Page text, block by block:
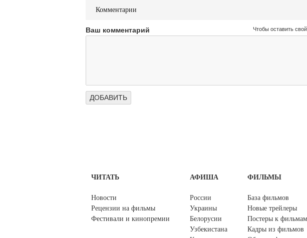
Комментарии
Ваш комментарий Чтобы оставить
ЧИТАТЬ
Новости
Рецензии на фильмы
Фестивали и кинопремии
АФИША
России
Украины
Белорусии
Узбекистана
ФИЛЬМЫ
База фильмов
Новые трейлеры
Постеры к фильмам
Кадры из фильмов